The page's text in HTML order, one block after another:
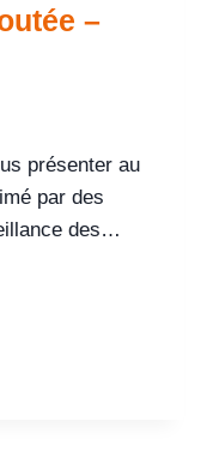
–
présenter au
par des
des…